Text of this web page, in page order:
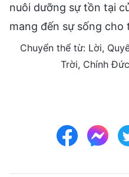
nuôi dưỡng sự tồn tại
mang đến sự sống cho
Chuyển thể từ: Lời,
Trời, Chính